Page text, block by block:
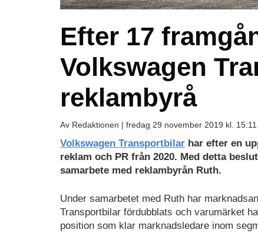
Efter 17
Volkswagen
reklambyrå
Av Redaktionen | fredag 29 november 2019 kl. 15:11
Volkswagen Transportbilar har efter en
reklam och PR från 2020. Med detta
samarbete med reklambyrån Ruth.
Under samarbetet med Ruth har
Transportbilar fördubblats och varumärket
position som klar marknadsledare inom